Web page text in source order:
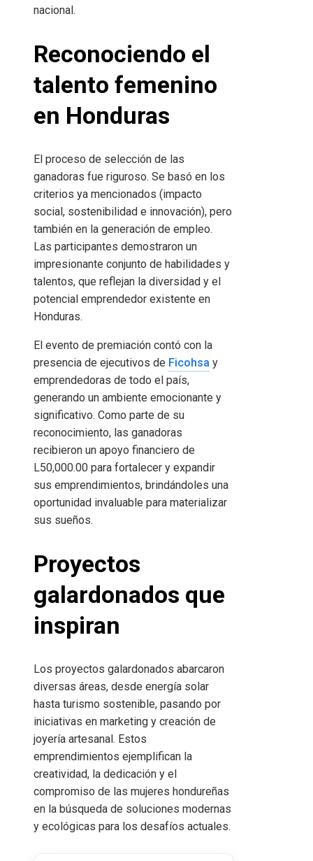
nacional.
Reconociendo el
talento femenino
en Honduras
El proceso de selección de las
ganadoras fue riguroso. Se basó en los
criterios ya mencionados (impacto
social, sostenibilidad e innovación), pero
también en la generación de empleo.
Las participantes demostraron un
impresionante conjunto de habilidades y
talentos, que reflejan la diversidad y el
potencial emprendedor existente en
Honduras.
El evento de premiación contó con la
presencia de ejecutivos de Ficohsa y
emprendedoras de todo el país,
generando un ambiente emocionante y
significativo. Como parte de su
reconocimiento, las ganadoras
recibieron un apoyo financiero de
L50,000.00 para fortalecer y expandir
sus emprendimientos, brindándoles una
oportunidad invaluable para materializar
sus sueños.
Proyectos
galardonados que
inspiran
Los proyectos galardonados abarcaron
diversas áreas, desde energía solar
hasta turismo sostenible, pasando por
iniciativas en marketing y creación de
joyería artesanal. Estos
emprendimientos ejemplifican la
creatividad, la dedicación y el
compromiso de las mujeres hondureñas
en la búsqueda de soluciones modernas
y ecológicas para los desafíos actuales.